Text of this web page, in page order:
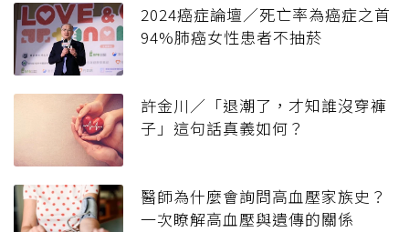
2024癌症論壇／死亡率為癌症之首
94%肺癌女性患者不抽菸
許金川／「退潮了，才知誰沒穿褲
子」這句話真義如何？
醫師為什麼會詢問高血壓家族史？
一次瞭解高血壓與遺傳的關係